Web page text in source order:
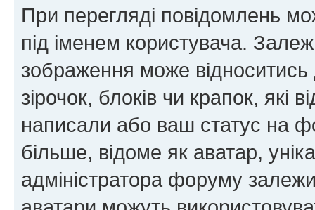
При перегляді повідомлень
під іменем користувача.
зображення може відноситись
зірочок, блоків чи крапок, які
написали або ваш статус на
більше, відоме як аватар,
адміністратора форуму